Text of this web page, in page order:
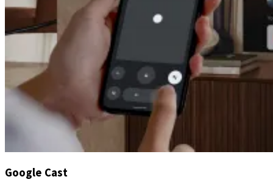
Google Cast